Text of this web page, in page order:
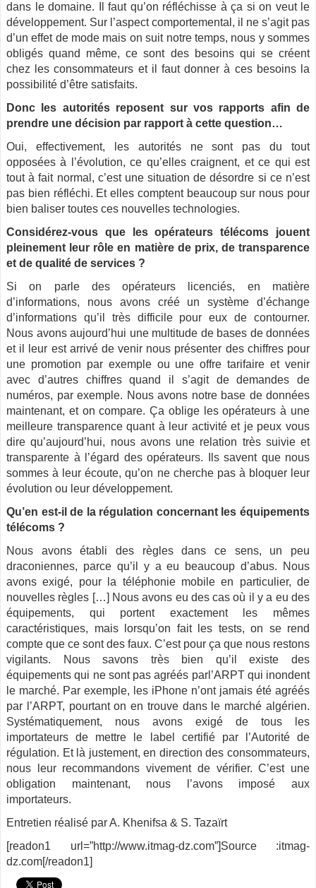
dans le domaine. Il faut qu’on réfléchisse à ça si on veut le
développement. Sur l’aspect comportemental, il ne s’agit pas
d’un effet de mode mais on suit notre temps, nous y sommes
obligés quand même, ce sont des besoins qui se créent
chez les consommateurs et il faut donner à ces besoins la
possibilité d’être satisfaits.
Donc les autorités reposent sur vos rapports afin de
prendre une décision par rapport à cette question…
Oui, effectivement, les autorités ne sont pas du tout
opposées à l’évolution, ce qu’elles craignent, et ce qui est
tout à fait normal, c’est une situation de désordre si ce n’est
pas bien réfléchi. Et elles comptent beaucoup sur nous pour
bien baliser toutes ces nouvelles technologies.
Considérez-vous que les opérateurs télécoms jouent
pleinement leur rôle en matière de prix, de transparence
et de qualité de services ?
Si on parle des opérateurs licenciés, en matière
d’informations, nous avons créé un système d’échange
d’informations qu’il très difficile pour eux de contourner.
Nous avons aujourd’hui une multitude de bases de données
et il leur est arrivé de venir nous présenter des chiffres pour
une promotion par exemple ou une offre tarifaire et venir
avec d’autres chiffres quand il s’agit de demandes de
numéros, par exemple. Nous avons notre base de données
maintenant, et on compare. Ça oblige les opérateurs à une
meilleure transparence quant à leur activité et je peux vous
dire qu’aujourd’hui, nous avons une relation très suivie et
transparente à l’égard des opérateurs. Ils savent que nous
sommes à leur écoute, qu’on ne cherche pas à bloquer leur
évolution ou leur développement.
Qu’en est-il de la régulation concernant les équipements
télécoms ?
Nous avons établi des règles dans ce sens, un peu
draconiennes, parce qu’il y a eu beaucoup d’abus. Nous
avons exigé, pour la téléphonie mobile en particulier, de
nouvelles règles […] Nous avons eu des cas où il y a eu des
équipements, qui portent exactement les mêmes
caractéristiques, mais lorsqu’on fait les tests, on se rend
compte que ce sont des faux. C’est pour ça que nous restons
vigilants. Nous savons très bien qu’il existe des
équipements qui ne sont pas agréés parl’ARPT qui inondent
le marché. Par exemple, les iPhone n’ont jamais été agréés
par l’ARPT, pourtant on en trouve dans le marché algérien.
Systématiquement, nous avons exigé de tous les
importateurs de mettre le label certifié par l’Autorité de
régulation. Et là justement, en direction des consommateurs,
nous leur recommandons vivement de vérifier. C’est une
obligation maintenant, nous l’avons imposé aux
importateurs.
Entretien réalisé par A. Khenifsa & S. Tazaïrt
[readon1 url=”http://www.itmag-dz.com”]Source :itmag-
dz.com[/readon1]